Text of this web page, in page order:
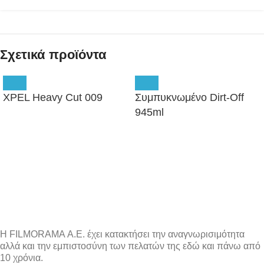
Σχετικά προϊόντα
XPEL Heavy Cut 009
Συμπυκνωμένο Dirt-Off
945ml
Η FILMORAMA Α.Ε. έχει κατακτήσει την αναγνωρισιμότητα
αλλά και την εμπιστοσύνη των πελατών της εδώ και πάνω από
10 χρόνια.